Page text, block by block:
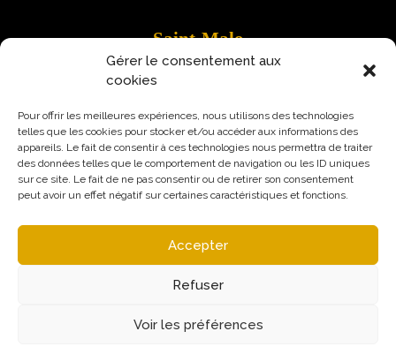
Gérer le consentement aux
cookies
Pour offrir les meilleures expériences, nous utilisons des technologies
telles que les cookies pour stocker et/ou accéder aux informations des
appareils. Le fait de consentir à ces technologies nous permettra de traiter
des données telles que le comportement de navigation ou les ID uniques
sur ce site. Le fait de ne pas consentir ou de retirer son consentement
peut avoir un effet négatif sur certaines caractéristiques et fonctions.
Accepter
Refuser
Voir les préférences
Saint-Malo
9 Rue Robert Schuman
35400 Saint-Malo
Mentions légales Politique de confidentialité